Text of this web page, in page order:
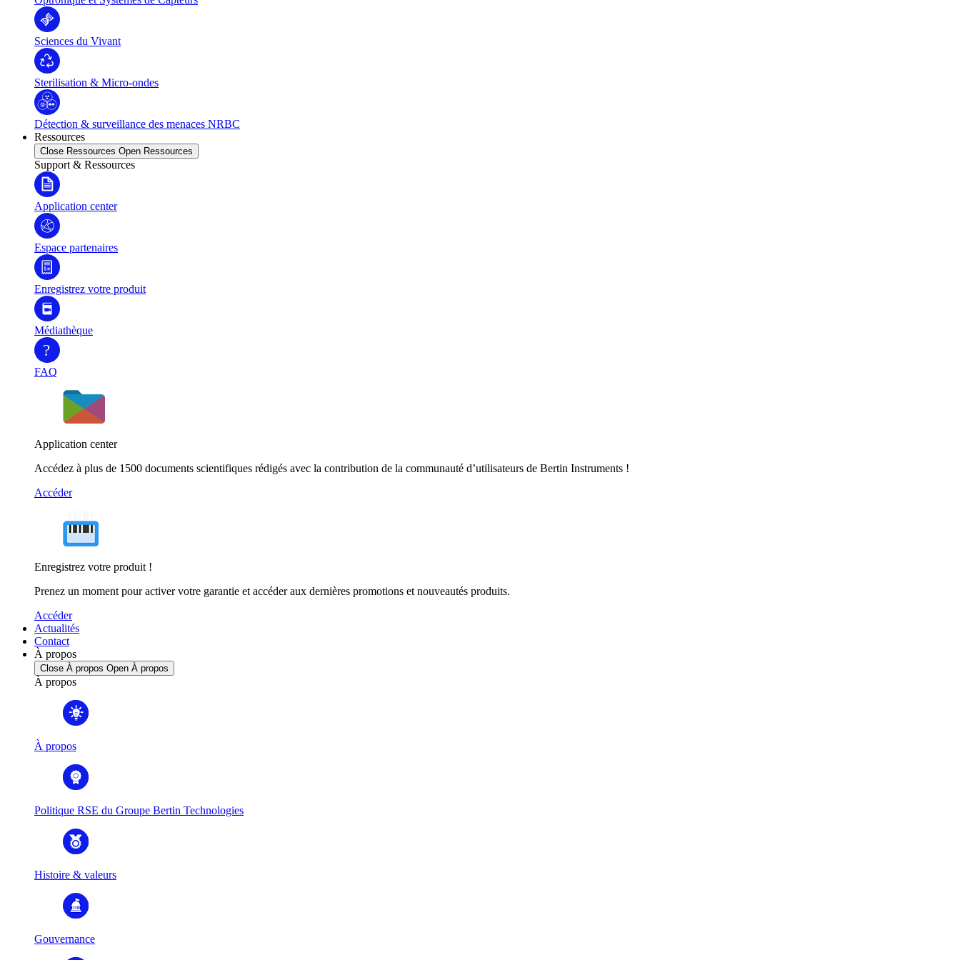
Sciences du Vivant
Sterilisation & Micro-ondes
Détection & surveillance des menaces NRBC
Ressources
Close Ressources Open Ressources
Support & Ressources
Application center
Espace partenaires
Enregistrez votre produit
Médiathèque
?
FAQ
Application center
Accédez à plus de 1500 documents scientifiques rédigés avec la contribution de la communauté d’utilisateurs de Bertin Instruments !
Accéder
Enregistrez votre produit !
Prenez un moment pour activer votre garantie et accéder aux dernières promotions et nouveautés produits.
Accéder
Actualités
Contact
À propos
Close À propos Open À propos
À propos
À propos
Politique RSE du Groupe Bertin Technologies
Histoire & valeurs
Gouvernance